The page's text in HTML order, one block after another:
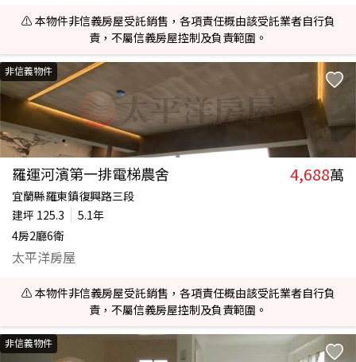
⚠️ 本物件非信義房屋受託銷售，各項責任概由該受託業者自行負
責，不屬信義房屋控制及負責範圍。
非信義物件
羅運河濱第一排電梯農舍 4,688萬
宜蘭縣羅東鎮復興路三段
建坪 125.3
5.1年
4房2廳6衛
太平洋房屋
⚠️ 本物件非信義房屋受託銷售，各項責任概由該受託業者自行負
責，不屬信義房屋控制及負責範圍。
非信義物件